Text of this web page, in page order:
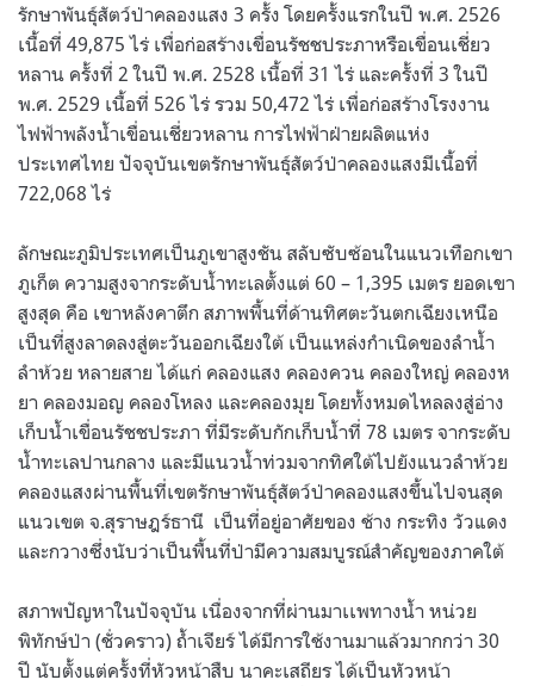
รักษาพันธุ์สัตว์ป่าคลองแสง 3 ครั้ง โดยครั้งแรกในปี พ.ศ. 2526
เนื้อที่ 49,875 ไร่ เพื่อก่อสร้างเขื่อนรัชชประภาหรือเขื่อนเชี่ยว
หลาน ครั้งที่ 2 ในปี พ.ศ. 2528 เนื้อที่ 31 ไร่ และครั้งที่ 3 ในปี
พ.ศ. 2529 เนื้อที่ 526 ไร่ รวม 50,472 ไร่ เพื่อก่อสร้างโรงงาน
ไฟฟ้าพลังน้ำเขื่อนเชี่ยวหลาน การไฟฟ้าฝ่ายผลิตแห่ง
ประเทศไทย ปัจจุบันเขตรักษาพันธุ์สัตว์ป่าคลองแสงมีเนื้อที่
722,068 ไร่
ลักษณะภูมิประเทศเป็นภูเขาสูงชัน สลับซับซ้อนในแนวเทือกเขา
ภูเก็ต ความสูงจากระดับน้ำทะเลตั้งแต่ 60 – 1,395 เมตร ยอดเขา
สูงสุด คือ เขาหลังคาตึก สภาพพื้นที่ด้านทิศตะวันตกเฉียงเหนือ
เป็นที่สูงลาดลงสู่ตะวันออกเฉียงใต้ เป็นแหล่งกำเนิดของลำน้ำ
ลำห้วย หลายสาย ได้แก่ คลองแสง คลองควน คลองใหญ่ คลองห
ยา คลองมอญ คลองโหลง และคลองมุย โดยทั้งหมดไหลลงสู่อ่าง
เก็บน้ำเขื่อนรัชชประภา ที่มีระดับกักเก็บน้ำที่ 78 เมตร จากระดับ
น้ำทะเลปานกลาง และมีแนวน้ำท่วมจากทิศใต้ไปยังแนวลำห้วย
คลองแสงผ่านพื้นที่เขตรักษาพันธุ์สัตว์ป่าคลองแสงขึ้นไปจนสุด
แนวเขต จ.สุราษฎร์ธานี เป็นที่อยู่อาศัยของ ช้าง กระทิง วัวแดง
และกวางซึ่งนับว่าเป็นพื้นที่ป่ามีความสมบูรณ์สำคัญของภาคใต้
สภาพปัญหาในปัจจุบัน เนื่องจากที่ผ่านมาเเพทางน้ำ หน่วย
พิทักษ์ป่า (ชั่วคราว) ถ้ำเจียร์ ได้มีการใช้งานมาแล้วมากกว่า 30
ปี นับตั้งแต่ครั้งที่หัวหน้าสืบ นาคะเสถียร ได้เป็นหัวหน้า